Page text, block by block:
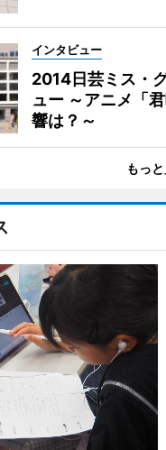
インタビュー
2014日芸ミス・
ュー ～アニメ「
響は？～
もっ